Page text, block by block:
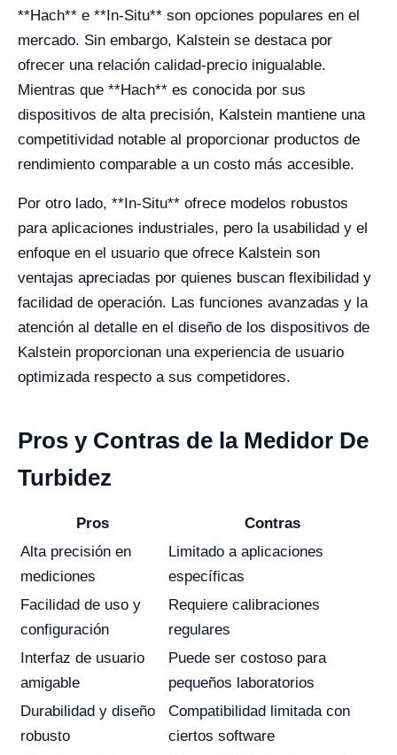
**Hach** e **In-Situ** son opciones populares en el
mercado. Sin embargo, Kalstein se destaca por
ofrecer una relación calidad-precio inigualable.
Mientras que **Hach** es conocida por sus
dispositivos de alta precisión, Kalstein mantiene una
competitividad notable al proporcionar productos de
rendimiento comparable a un costo más accesible.
Por otro lado, **In-Situ** ofrece modelos robustos
para aplicaciones industriales, pero la usabilidad y el
enfoque en el usuario que ofrece Kalstein son
ventajas apreciadas por quienes buscan flexibilidad y
facilidad de operación. Las funciones avanzadas y la
atención al detalle en el diseño de los dispositivos de
Kalstein proporcionan una experiencia de usuario
optimizada respecto a sus competidores.
Pros y Contras de la Medidor De
Turbidez
Pros
Contras
Alta precisión en
mediciones
Limitado a aplicaciones
específicas
Facilidad de uso y
configuración
Requiere calibraciones
regulares
Interfaz de usuario
amigable
Puede ser costoso para
pequeños laboratorios
Durabilidad y diseño
robusto
Compatibilidad limitada con
ciertos software